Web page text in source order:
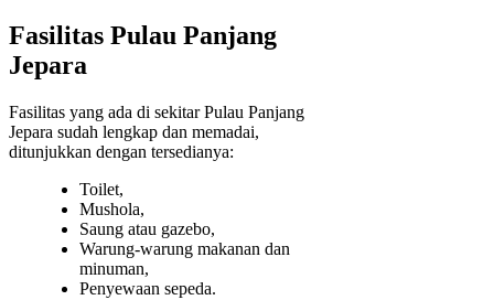
Fasilitas Pulau Panjang
Jepara
Fasilitas yang ada di sekitar Pulau Panjang
Jepara sudah lengkap dan memadai,
ditunjukkan dengan tersedianya:
Toilet,
Mushola,
Saung atau gazebo,
Warung-warung makanan dan
minuman,
Penyewaan sepeda.